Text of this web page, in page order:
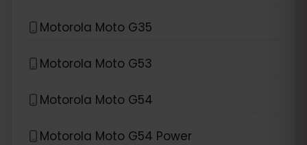
Motorola Moto G35
Motorola Moto G53
Motorola Moto G54
Motorola Moto G54 Power